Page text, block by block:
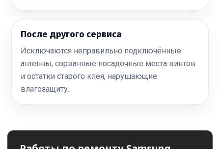
После другого сервиса
Исключаются неправильно подключённые
антенны, сорванные посадочные места винтов
и остатки старого клея, нарушающие
влагозащиту.